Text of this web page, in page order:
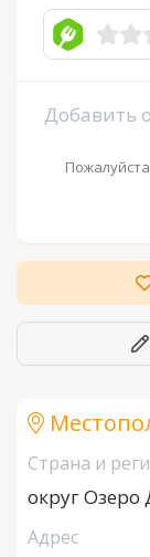
Добавить
Страна и
округ Озеро
Адрес